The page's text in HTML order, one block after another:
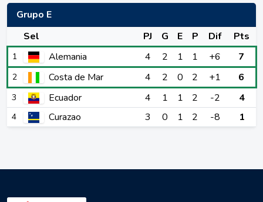
Grupo E
Sel
PJ G E P Dif Pts
1 Alemania 4 2 1 1 +6 7
2 Costa de Mar 4 2 0 2 +1 6
3 Ecuador 4 1 1 2 -2 4
4 Curazao 3 0 1 2 -8 1